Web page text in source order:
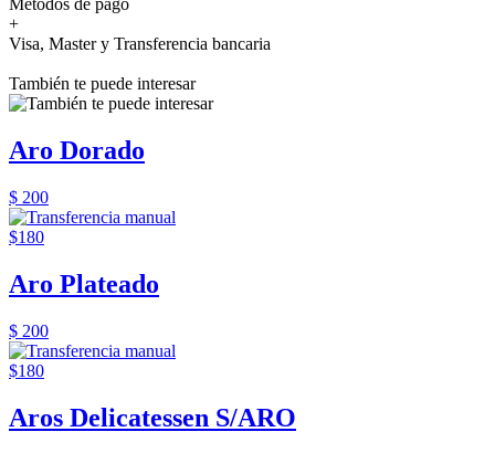
Métodos de pago
+
Visa, Master y Transferencia bancaria
También te puede interesar
Aro Dorado
$ 200
$180
Aro Plateado
$ 200
$180
Aros Delicatessen S/ARO